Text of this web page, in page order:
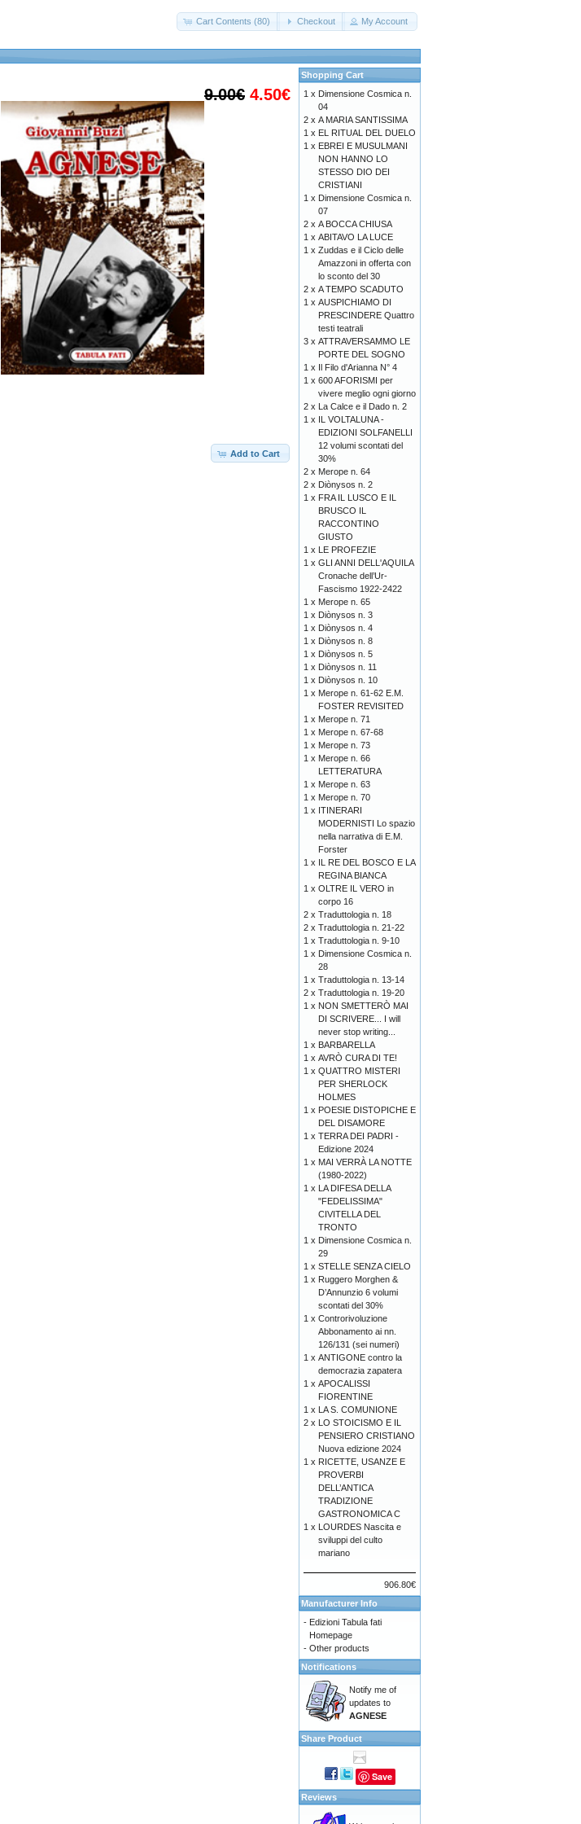
Cart Contents (80) Checkout My Account
9.00€ 4.50€
Add to Cart
Shopping Cart
1 x Dimensione Cosmica n.
04
2 x A MARIA SANTISSIMA
1 x EL RITUAL DEL DUELO
1 x EBREI E MUSULMANI
NON HANNO LO
STESSO DIO DEI
CRISTIANI
1 x Dimensione Cosmica n.
07
2 x A BOCCA CHIUSA
1 x ABITAVO LA LUCE
1 x Zuddas e il Ciclo delle
Amazzoni in offerta con
lo sconto del 30
2 x A TEMPO SCADUTO
1 x AUSPICHIAMO DI
PRESCINDERE Quattro
testi teatrali
3 x ATTRAVERSAMMO LE
PORTE DEL SOGNO
1 x Il Filo d'Arianna N° 4
1 x 600 AFORISMI per
vivere meglio ogni giorno
2 x La Calce e il Dado n. 2
1 x IL VOLTALUNA -
EDIZIONI SOLFANELLI
12 volumi scontati del
30%
2 x Merope n. 64
2 x Diònysos n. 2
1 x FRA IL LUSCO E IL
BRUSCO IL
RACCONTINO
GIUSTO
1 x LE PROFEZIE
1 x GLI ANNI DELL'AQUILA
Cronache dell’Ur-
Fascismo 1922-2422
1 x Merope n. 65
1 x Diònysos n. 3
1 x Diònysos n. 4
1 x Diònysos n. 8
1 x Diònysos n. 5
1 x Diònysos n. 11
1 x Diònysos n. 10
1 x Merope n. 61-62 E.M.
FOSTER REVISITED
1 x Merope n. 71
1 x Merope n. 67-68
1 x Merope n. 73
1 x Merope n. 66
LETTERATURA
1 x Merope n. 63
1 x Merope n. 70
1 x ITINERARI
MODERNISTI Lo spazio
nella narrativa di E.M.
Forster
1 x IL RE DEL BOSCO E LA
REGINA BIANCA
1 x OLTRE IL VERO in
corpo 16
2 x Traduttologia n. 18
2 x Traduttologia n. 21-22
1 x Traduttologia n. 9-10
1 x Dimensione Cosmica n.
28
1 x Traduttologia n. 13-14
2 x Traduttologia n. 19-20
1 x NON SMETTERÒ MAI
DI SCRIVERE... I will
never stop writing...
1 x BARBARELLA
1 x AVRÒ CURA DI TE!
1 x QUATTRO MISTERI
PER SHERLOCK
HOLMES
1 x POESIE DISTOPICHE E
DEL DISAMORE
1 x TERRA DEI PADRI -
Edizione 2024
1 x MAI VERRÀ LA NOTTE
(1980-2022)
1 x LA DIFESA DELLA
"FEDELISSIMA"
CIVITELLA DEL
TRONTO
1 x Dimensione Cosmica n.
29
1 x STELLE SENZA CIELO
1 x Ruggero Morghen &
D’Annunzio 6 volumi
scontati del 30%
1 x Controrivoluzione
Abbonamento ai nn.
126/131 (sei numeri)
1 x ANTIGONE contro la
democrazia zapatera
1 x APOCALISSI
FIORENTINE
1 x LA S. COMUNIONE
2 x LO STOICISMO E IL
PENSIERO CRISTIANO
Nuova edizione 2024
1 x RICETTE, USANZE E
PROVERBI
DELL’ANTICA
TRADIZIONE
GASTRONOMICA C
1 x LOURDES Nascita e
sviluppi del culto
mariano
906.80€
Manufacturer Info
- Edizioni Tabula fati
Homepage
- Other products
Notifications
Notify me of
updates to
AGNESE
Share Product
Save
Reviews